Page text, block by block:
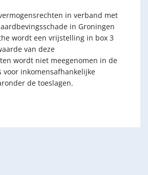
in verband met
in Groningen
wordt een vrijstelling in box 3
van deze
wordt niet meegenomen in de
voor inkomensafhankelijke
de toeslagen.